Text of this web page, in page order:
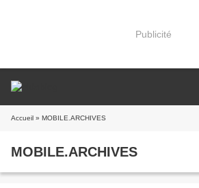
Publicité
Accueil » MOBILE.ARCHIVES
MOBILE.ARCHIVES